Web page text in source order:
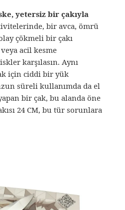
yetersiz bir çakıyla
bir avca, ömrü
çökmeli bir çakı
acil kesme
karşılasın. Aynı
için ciddi bir yük
süreli kullanımda da el
bir çak, bu alanda öne
24 CM, bu tür sorunlara